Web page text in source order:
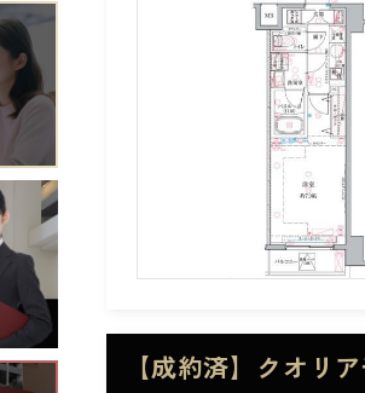
【成約済】クオリ